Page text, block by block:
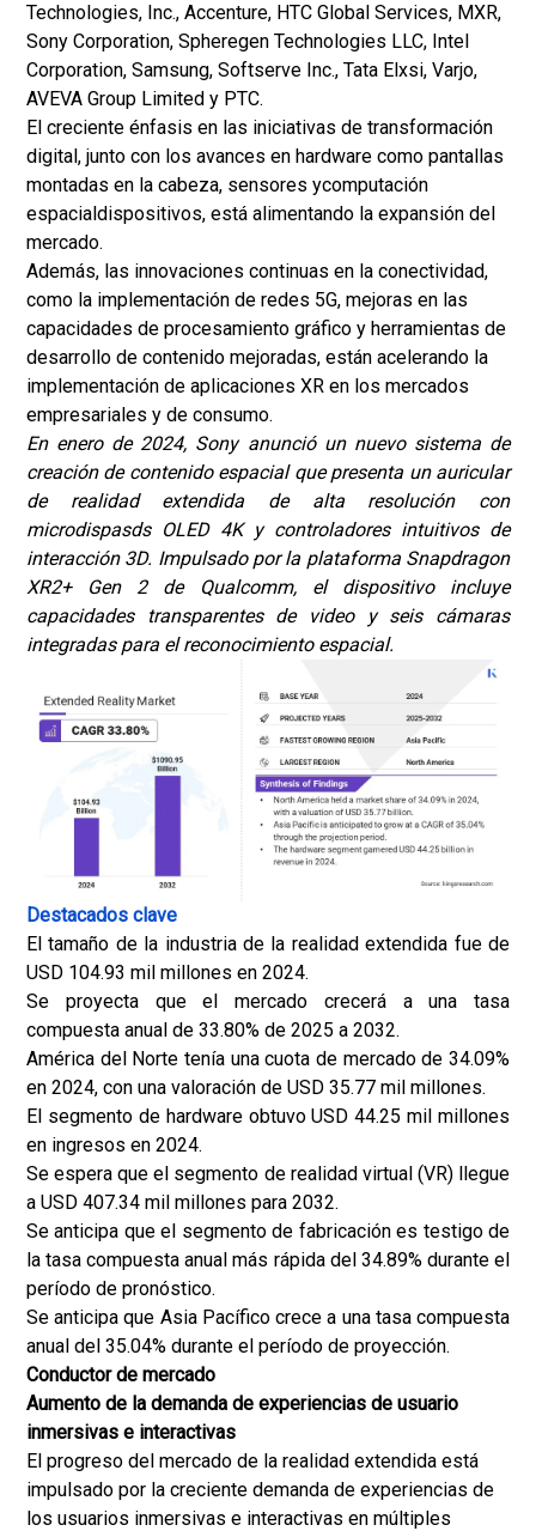
Technologies, Inc., Accenture, HTC Global Services, MXR,
Sony Corporation, Spheregen Technologies LLC, Intel
Corporation, Samsung, Softserve Inc., Tata Elxsi, Varjo,
AVEVA Group Limited y PTC.
El creciente énfasis en las iniciativas de transformación
digital, junto con los avances en hardware como pantallas
montadas en la cabeza, sensores ycomputación
espacialdispositivos, está alimentando la expansión del
mercado.
Además, las innovaciones continuas en la conectividad,
como la implementación de redes 5G, mejoras en las
capacidades de procesamiento gráfico y herramientas de
desarrollo de contenido mejoradas, están acelerando la
implementación de aplicaciones XR en los mercados
empresariales y de consumo.
En enero de 2024, Sony anunció un nuevo sistema de
creación de contenido espacial que presenta un auricular
de realidad extendida de alta resolución con
microdispasds OLED 4K y controladores intuitivos de
interacción 3D. Impulsado por la plataforma Snapdragon
XR2+ Gen 2 de Qualcomm, el dispositivo incluye
capacidades transparentes de video y seis cámaras
integradas para el reconocimiento espacial.
Destacados clave
El tamaño de la industria de la realidad extendida fue de
USD 104.93 mil millones en 2024.
Se proyecta que el mercado crecerá a una tasa
compuesta anual de 33.80% de 2025 a 2032.
América del Norte tenía una cuota de mercado de 34.09%
en 2024, con una valoración de USD 35.77 mil millones.
El segmento de hardware obtuvo USD 44.25 mil millones
en ingresos en 2024.
Se espera que el segmento de realidad virtual (VR) llegue
a USD 407.34 mil millones para 2032.
Se anticipa que el segmento de fabricación es testigo de
la tasa compuesta anual más rápida del 34.89% durante el
período de pronóstico.
Se anticipa que Asia Pacífico crece a una tasa compuesta
anual del 35.04% durante el período de proyección.
Conductor de mercado
Aumento de la demanda de experiencias de usuario
inmersivas e interactivas
El progreso del mercado de la realidad extendida está
impulsado por la creciente demanda de experiencias de
los usuarios inmersivas e interactivas en múltiples